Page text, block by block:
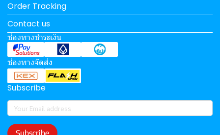
Order Tracking
Contact us
ช่องทางชำระเงิน
ช่องทางจัดส่ง
Subscribe
Subscribe